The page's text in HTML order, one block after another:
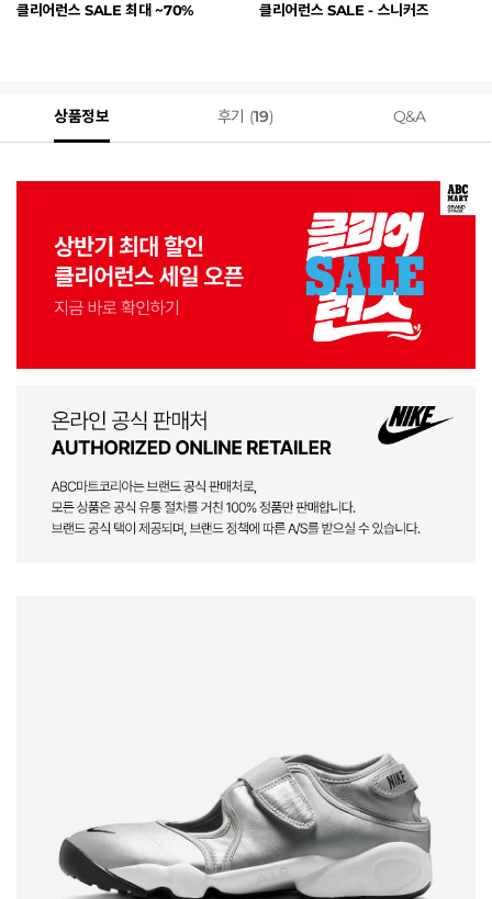
클리어런스 SALE 최대 ~70% 클리어런스 SALE - 스니커즈
상품정보 후기 (19) Q&A